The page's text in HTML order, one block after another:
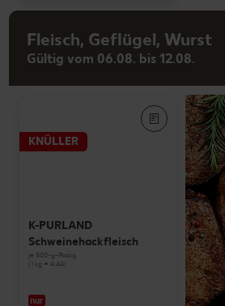
Fleisch, Geflügel, Wurst
Gültig vom 06.08. bis 12.08.
KNÜLLER
K-PURLAND
Schweinehackfleisch
je 500-g-Packg.
(1 kg = 4.44)
nur